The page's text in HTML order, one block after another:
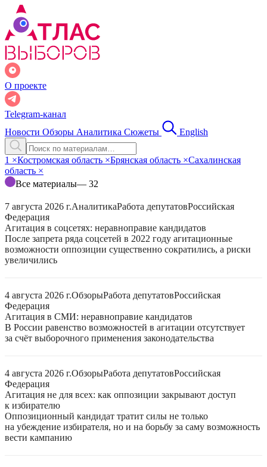
О проекте
Telegram-канал
Новости Обзоры Аналитика Сюжеты English
1 ×Костромская область ×Брянская область ×Сахалинская
область ×
Все материалы— 32
7 августа 2026 г.АналитикаРабота депутатовРоссийская
Федерация
Агитация в соцсетях: неравноправие кандидатов
После запрета ряда соцсетей в 2022 году агитационные
возможности оппозиции существенно сократились, а риски
увеличились
4 августа 2026 г.ОбзорыРабота депутатовРоссийская
Федерация
Агитация в СМИ: неравноправие кандидатов
В России равенство возможностей в агитации отсутствует
за счёт выборочного применения законодательства
4 августа 2026 г.ОбзорыРабота депутатовРоссийская
Федерация
Агитация не для всех: как оппозиции закрывают доступ
к избирателю
Оппозиционный кандидат тратит силы не только
на убеждение избирателя, но и на борьбу за саму возможность
вести кампанию